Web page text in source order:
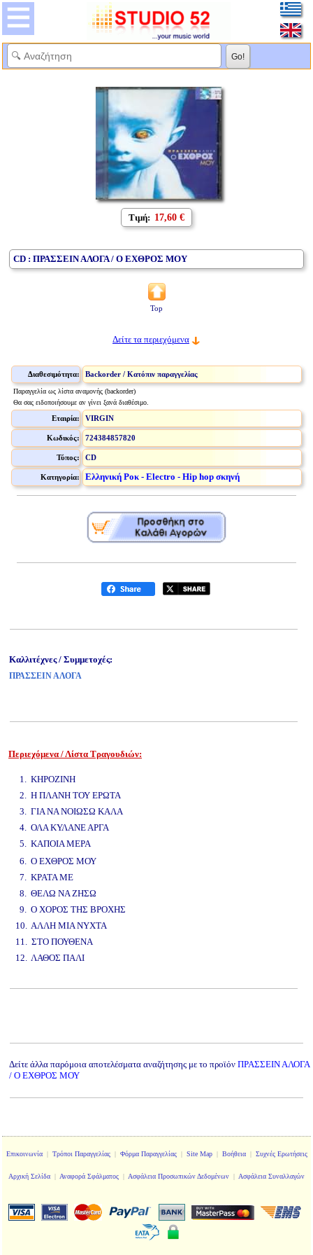
Τιμή: 17,60 €
CD : ΠΡΑΣΣΕΙΝ ΑΛΟΓΑ / Ο ΕΧΘΡΟΣ ΜΟΥ
Top
Δείτε τα περιεχόμενα
Διαθεσιμότητα: Backorder / Κατόπιν παραγγελίας
Παραγγελία ως λίστα αναμονής (backorder)
Θα σας ειδοποιήσουμε αν γίνει ξανά διαθέσιμο.
Εταιρία: VIRGIN
Κωδικός: 724384857820
Τύπος: CD
Κατηγορία: Ελληνική Ροκ - Electro - Hip hop σκηνή
Καλλιτέχνες / Συμμετοχές:
ΠΡΑΣΣΕΙΝ ΑΛΟΓΑ
Περιεχόμενα / Λίστα Τραγουδιών:
1. ΚΗΡΟΖΙΝΗ
2. Η ΠΛΑΝΗ ΤΟΥ ΕΡΩΤΑ
3. ΓΙΑ ΝΑ ΝΟΙΩΣΩ ΚΑΛΑ
4. ΟΛΑ ΚΥΛΑΝΕ ΑΡΓΑ
5. ΚΑΠΟΙΑ ΜΕΡΑ
6. Ο ΕΧΘΡΟΣ ΜΟΥ
7. ΚΡΑΤΑ ΜΕ
8. ΘΕΛΩ ΝΑ ΖΗΣΩ
9. Ο ΧΟΡΟΣ ΤΗΣ ΒΡΟΧΗΣ
10. ΑΛΛΗ ΜΙΑ ΝΥΧΤΑ
11. ΣΤΟ ΠΟΥΘΕΝΑ
12. ΛΑΘΟΣ ΠΑΛΙ
Δείτε άλλα παρόμοια αποτελέσματα αναζήτησης με το προϊόν ΠΡΑΣΣΕΙΝ ΑΛΟΓΑ
/ Ο ΕΧΘΡΟΣ ΜΟΥ
Επικοινωνία| Τρόποι Παραγγελίας| Φόρμα Παραγγελίας| Site Map| Βοήθεια| Συχνές Ερωτήσεις
Αρχική Σελίδα | Αναφορά Σφάλματος | Ασφάλεια Προσωπικών Δεδομένων | Ασφάλεια Συναλλαγών